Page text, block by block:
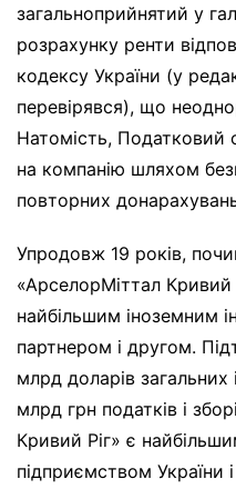
загальноприйнятий у
розрахунку ренти
кодексу України (у
перевірявся), що
Натомість, Податковий
на компанію шляхом
повторних
Упродовж 19 років,
«АрселорМіттал Кривий
найбільшим іноземним
партнером і другом.
млрд доларів загальних
млрд грн податків і
Кривий Ріг» є
підприємством України